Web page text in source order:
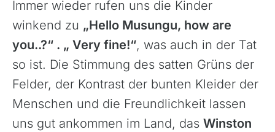
Immer wieder rufen uns die Kinder
winkend zu „Hello Musungu, how are
you..?“ . „ Very fine!“, was auch in der Tat
so ist. Die Stimmung des satten Grüns der
Felder, der Kontrast der bunten Kleider der
Menschen und die Freundlichkeit lassen
uns gut ankommen im Land, das Winston